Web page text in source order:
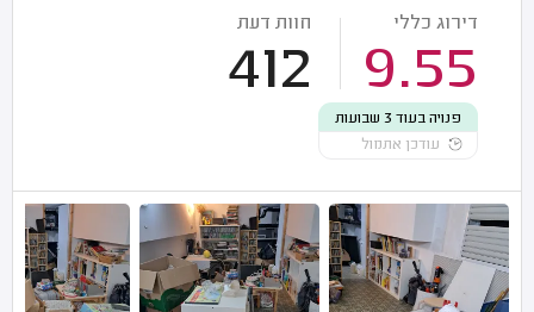
דירוג כללי
9.55
חוות דעת
412
פנויה בעוד 3 שבועות
עודכן אתמול